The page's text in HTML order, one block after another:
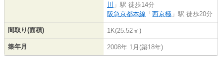
川 」駅 徒歩14分
阪急京都本線 「 西京極 」駅 徒歩20分
間取り(面積) 1K(25.52㎡)
築年月 2008年 1月(築18年)